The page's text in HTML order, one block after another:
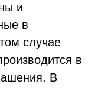
и
в
случае
в
В